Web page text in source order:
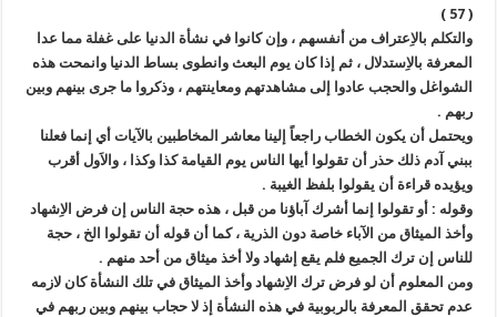
( 57 )
والتكلم بالاِعتراف من أنفسهم ، وإن كانوا في نشأة الدنيا على غفلة مما عدا
المعرفة بالاِستدلال ، ثم إذا كان يوم البعث وانطوى بساط الدنيا وانمحت هذه
الشواغل والحجب عادوا إلى مشاهدتهم ومعاينتهم ، وذكروا ما جرى بينهم وبين
ربهم .
ويحتمل أن يكون الخطاب راجعاً إلينا معاشر المخاطبين بالآيات أي إنما فعلنا
ببني آدم ذلك حذر أن تقولوا أيها الناس يوم القيامة كذا وكذا ، والاَول أقرب
ويؤيده قراءة أن يقولوا بلفظ الغيبة .
وقوله : أو تقولوا إنما أشرك آباؤنا من قبل ، هذه حجة الناس إن فرض الاِشهاد
وأخذ الميثاق من الآباء خاصة دون الذرية ، كما أن قوله أن تقولوا الخ ، حجة
للناس إن ترك الجميع فلم يقع إشهاد ولا أخذ ميثاق من أحد منهم .
ومن المعلوم أن لو فرض ترك الاِشهاد وأخذ الميثاق في تلك النشأة كان لازمه
عدم تحقق المعرفة بالربوبية في هذه النشأة إذ لا حجاب بينهم وبين ربهم في